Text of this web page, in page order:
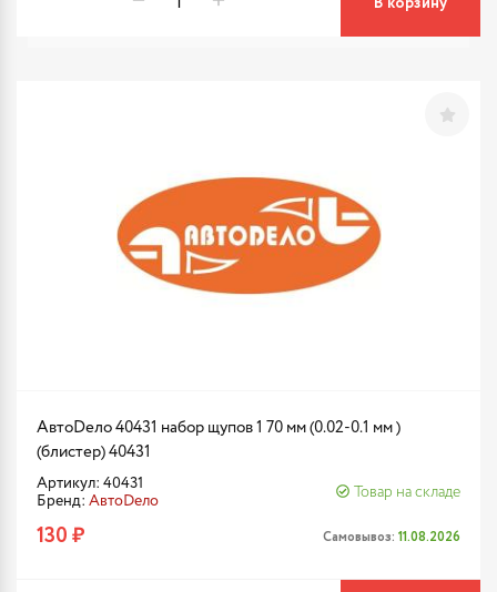
АвтоDело 40431 набор щупов 1 70 мм (0.02-0.1 мм )
(блистер) 40431
Артикул: 40431
Бренд: АвтоDело
Товар на складе
130 ₽ Самовывоз: 11.08.2026